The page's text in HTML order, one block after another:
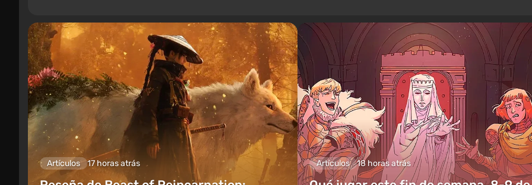
Artículos 17 horas atrás Artículos 18 horas atrás